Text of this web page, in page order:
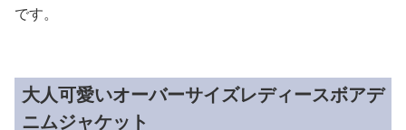
です。
大人可愛いオーバーサイズレディースボアデ
ニムジャケット